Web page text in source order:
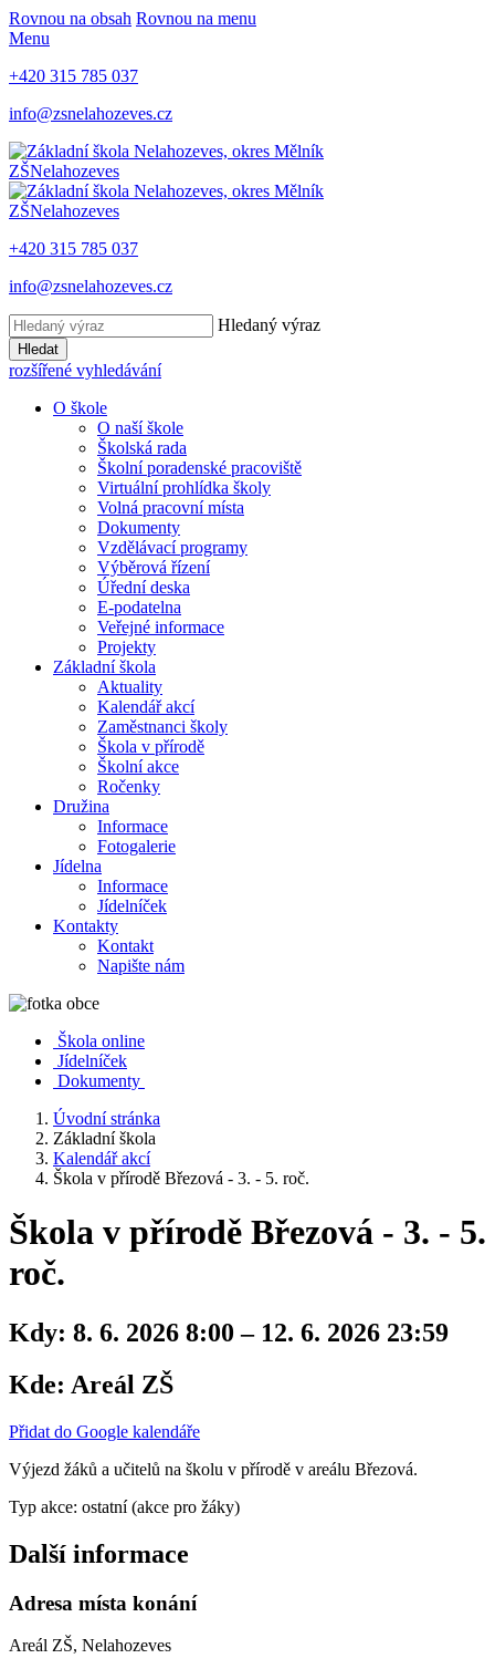
Rovnou na obsah Rovnou na menu
Menu
+420 315 785 037
info@zsnelahozeves.cz
ZŠNelahozeves
ZŠNelahozeves
+420 315 785 037
info@zsnelahozeves.cz
Hledaný výraz
Hledat
rozšířené vyhledávání
O škole
O naší škole
Školská rada
Školní poradenské pracoviště
Virtuální prohlídka školy
Volná pracovní místa
Dokumenty
Vzdělávací programy
Výběrová řízení
Úřední deska
E-podatelna
Veřejné informace
Projekty
Základní škola
Aktuality
Kalendář akcí
Zaměstnanci školy
Škola v přírodě
Školní akce
Ročenky
Družina
Informace
Fotogalerie
Jídelna
Informace
Jídelníček
Kontakty
Kontakt
Napište nám
Škola online
Jídelníček
Dokumenty
Úvodní stránka
Základní škola
Kalendář akcí
Škola v přírodě Březová - 3. - 5. roč.
Škola v přírodě Březová - 3. - 5.
roč.
Kdy: 8. 6. 2026 8:00 – 12. 6. 2026 23:59
Kde: Areál ZŠ
Přidat do Google kalendáře
Výjezd žáků a učitelů na školu v přírodě v areálu Březová.
Typ akce: ostatní (akce pro žáky)
Další informace
Adresa místa konání
Areál ZŠ, Nelahozeves